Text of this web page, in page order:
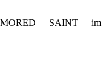
SAINT im